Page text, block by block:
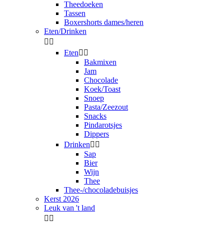
Theedoeken
Tassen
Boxershorts dames/heren
Eten/Drinken
 
Eten 
Bakmixen
Jam
Chocolade
Koek/Toast
Snoep
Pasta/Zeezout
Snacks
Pindarotsjes
Dippers
Drinken 
Sap
Bier
Wijn
Thee
Thee-/chocoladebuisjes
Kerst 2026
Leuk van 't land
 